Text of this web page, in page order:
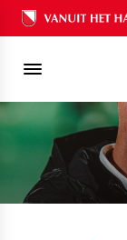
Ons nalatenschap